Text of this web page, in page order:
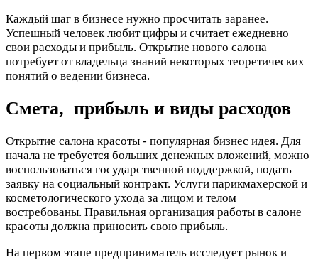
Каждый шаг в бизнесе нужно просчитать заранее.
Успешный человек любит цифры и считает ежедневно
свои расходы и прибыль. Открытие нового салона
потребует от владельца знаний некоторых теоретических
понятий о ведении бизнеса.
Смета, прибыль и виды расходов
Открытие салона красоты - популярная бизнес идея. Для
начала не требуется больших денежных вложений, можно
воспользоваться государственной поддержкой, подать
заявку на социальный контракт. Услуги парикмахерской и
косметологического ухода за лицом и телом
востребованы. Правильная организация работы в салоне
красоты должна приносить свою прибыль.
На первом этапе предприниматель исследует рынок и